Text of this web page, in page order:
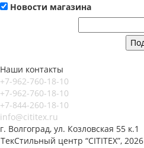
Новости магазина
Наши контакты
+7-962-760-18-10
+7-962-760-18-10
+7-844-260-18-10
info@cititex.ru
г. Волгоград, ул. Козловская 55 к.1
центр “CITITEX”, 2026